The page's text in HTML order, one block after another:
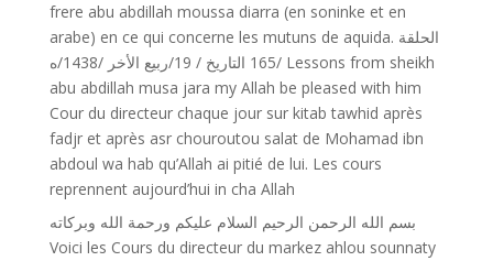
frere abu abdillah moussa diarra (en soninke et en
arabe) en ce qui concerne les mutuns de aquida. الحلقة
/165 التاريخ / 19/ربيع اﻷخر /1438/ه Lessons from sheikh
abu abdillah musa jara my Allah be pleased with him
Cour du directeur chaque jour sur kitab tawhid après
fadjr et après asr chouroutou salat de Mohamad ibn
abdoul wa hab qu’Allah ai pitié de lui. Les cours
reprennent aujourd’hui in cha Allah
بسم الله الرحمن الرحيم السلام عليكم ورحمة الله وبركاته
Voici les Cours du directeur du markez ahlou sounnaty